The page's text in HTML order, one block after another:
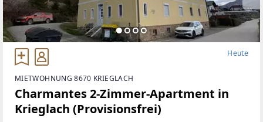
Heute
MIETWOHNUNG 8670 KRIEGLACH
Charmantes 2-Zimmer-Apartment in
Krieglach (Provisionsfrei)